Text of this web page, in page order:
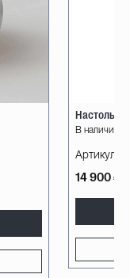
В наличии
Артикул:
14 900 ₽